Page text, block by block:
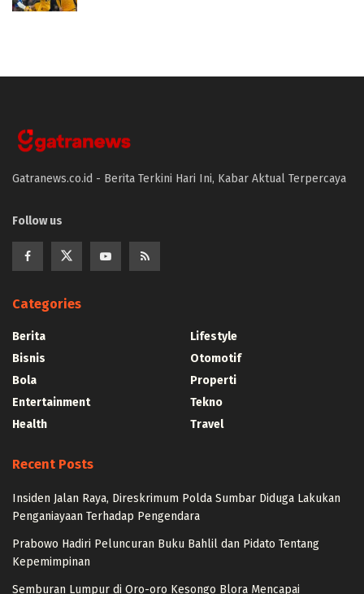
Gatranews.co.id - Berita Terkini Hari Ini, Kabar Aktual Terpercaya
Follow us
Categories
Berita
Bisnis
Bola
Entertainment
Health
Lifestyle
Otomotif
Properti
Tekno
Travel
Recent Posts
Insiden Jalan Raya, Direskrimum Polda Sumbar Diduga Lakukan
Penganiayaan Terhadap Pengendara
Prabowo Hadiri Peluncuran Buku Bahlil dan Pidato Tentang
Kepemimpinan
Semburan Lumpur di Oro-oro Kesongo Blora Mencapai